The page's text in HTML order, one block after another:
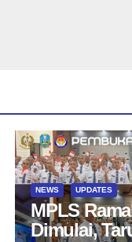
NEWS UPDATES
MPLS
Dimulai,